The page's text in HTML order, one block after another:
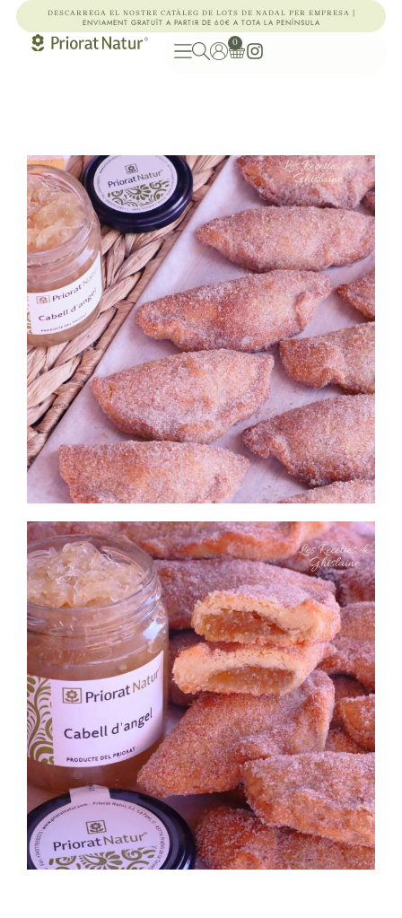
DESCARREGA EL NOSTRE CATÀLEG DE LOTS DE NADAL PER EMPRESA |
ENVIAMENT GRATUÏT A PARTIR DE 60€ A TOTA LA PENÍNSULA
0